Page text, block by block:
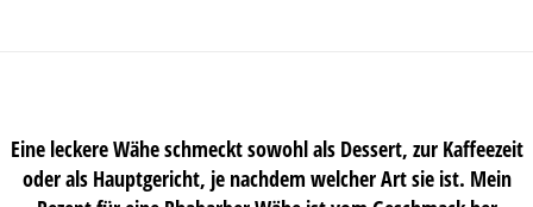
Eine leckere Wähe schmeckt sowohl als Dessert, zur Kaffeezeit
oder als Hauptgericht, je nachdem welcher Art sie ist. Mein